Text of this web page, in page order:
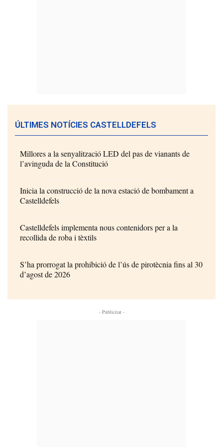
ÚLTIMES NOTÍCIES CASTELLDEFELS
Millores a la senyalització LED del pas de vianants de
l’avinguda de la Constitució
Inicia la construcció de la nova estació de bombament a
Castelldefels
Castelldefels implementa nous contenidors per a la
recollida de roba i tèxtils
S’ha prorrogat la prohibició de l’ús de pirotècnia fins al 30
d’agost de 2026
- Publicitat -